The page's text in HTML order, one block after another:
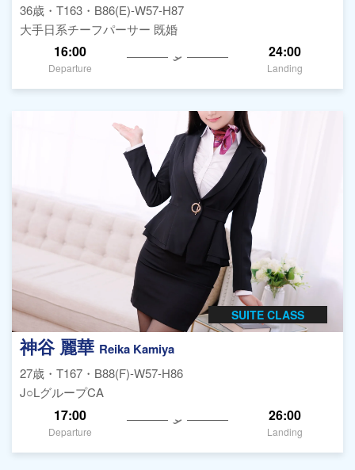
36歳・T163・B86(E)-W57-H87
大手日系チーフパーサー 既婚
16:00
Departure
24:00
Landing
SUITE CLASS
神谷 麗華 Reika Kamiya
27歳・T167・B88(F)-W57-H86
J○LグループCA
17:00
Departure
26:00
Landing